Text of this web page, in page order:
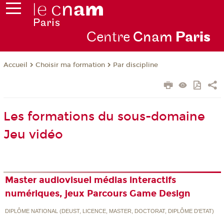
Centre Cnam Paris
Accueil Choisir ma formation Par discipline
Les formations du sous-domaine
Jeu vidéo
Master audiovisuel médias interactifs
numériques, jeux Parcours Game Design
DIPLÔME NATIONAL (DEUST, LICENCE, MASTER, DOCTORAT, DIPLÔME D'ETAT)